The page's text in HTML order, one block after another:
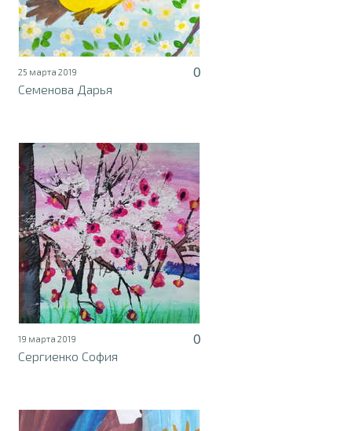
25 марта 2019
0
Семенова Дарья
19 марта 2019
0
Сергиенко София